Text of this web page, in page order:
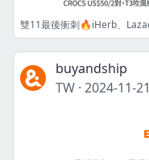
buyandship
TW · 2024-11-21